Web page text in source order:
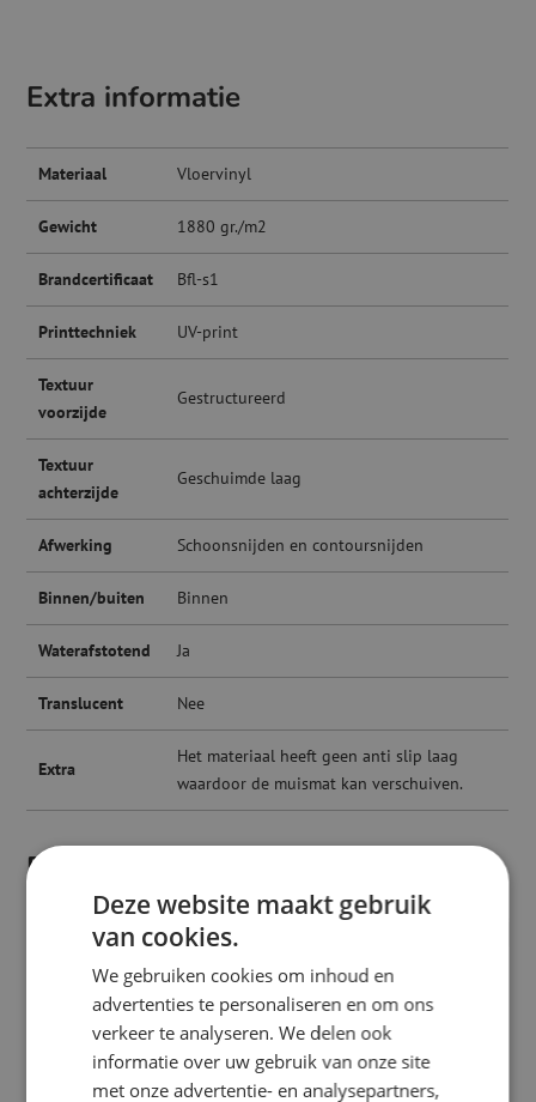
Product
voordelen
Muismat met eigen
ontwerp
De muis reageert sneller
en preciezer
Gemaakt van (vloer)vinyl
Extra informatie
Materiaal Vloervinyl
Gewicht 1880 gr./m2
Brandcertificaat Bfl-s1
Printtechniek UV-print
Textuur
voorzijde
Gestructureerd
Textuur
achterzijde
Geschuimde laag
Afwerking Schoonsnijden en contoursnijden
Binnen/buiten Binnen
Waterafstotend Ja
Translucent Nee
Extra
Het materiaal heeft geen anti slip laag
waardoor de muismat kan verschuiven.
Vloerzeil
Deze website maakt gebruik
van cookies.
We gebruiken cookies om inhoud en
advertenties te personaliseren en om ons
verkeer te analyseren. We delen ook
informatie over uw gebruik van onze site
met onze advertentie- en analysepartners,